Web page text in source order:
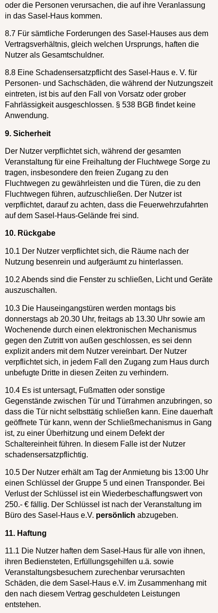
oder die Personen verursachen, die auf ihre Veranlassung
in das Sasel-Haus kommen.
8.7 Für sämtliche Forderungen des Sasel-Hauses aus dem
Vertragsverhältnis, gleich welchen Ursprungs, haften die
Nutzer als Gesamtschuldner.
8.8 Eine Schadensersatzpflicht des Sasel-Haus e. V. für
Personen- und Sachschäden, die während der Nutzungszeit
eintreten, ist bis auf den Fall von Vorsatz oder grober
Fahrlässigkeit ausgeschlossen. § 538 BGB findet keine
Anwendung.
9. Sicherheit
Der Nutzer verpflichtet sich, während der gesamten
Veranstaltung für eine Freihaltung der Fluchtwege Sorge zu
tragen, insbesondere den freien Zugang zu den
Fluchtwegen zu gewährleisten und die Türen, die zu den
Fluchtwegen führen, aufzuschließen. Der Nutzer ist
verpflichtet, darauf zu achten, dass die Feuerwehrzufahrten
auf dem Sasel-Haus-Gelände frei sind.
10. Rückgabe
10.1 Der Nutzer verpflichtet sich, die Räume nach der
Nutzung besenrein und aufgeräumt zu hinterlassen.
10.2 Abends sind die Fenster zu schließen, Licht und Geräte
auszuschalten.
10.3 Die Hauseingangstüren werden montags bis
donnerstags ab 20.30 Uhr, freitags ab 13.30 Uhr sowie am
Wochenende durch einen elektronischen Mechanismus
gegen den Zutritt von außen geschlossen, es sei denn
explizit anders mit dem Nutzer vereinbart. Der Nutzer
verpflichtet sich, in jedem Fall den Zugang zum Haus durch
unbefugte Dritte in diesen Zeiten zu verhindern.
10.4 Es ist untersagt, Fußmatten oder sonstige
Gegenstände zwischen Tür und Türrahmen anzubringen, so
dass die Tür nicht selbsttätig schließen kann. Eine dauerhaft
geöffnete Tür kann, wenn der Schließmechanismus in Gang
ist, zu einer Überhitzung und einem Defekt der
Schaltereinheit führen. In diesem Falle ist der Nutzer
schadensersatzpflichtig.
10.5 Der Nutzer erhält am Tag der Anmietung bis 13:00 Uhr
einen Schlüssel der Gruppe 5 und einen Transponder. Bei
Verlust der Schlüssel ist ein Wiederbeschaffungswert von
250.- € fällig. Der Schlüssel ist nach der Veranstaltung im
Büro des Sasel-Haus e.V. persönlich abzugeben.
11. Haftung
11.1 Die Nutzer haften dem Sasel-Haus für alle von ihnen,
ihren Bediensteten, Erfüllungsgehilfen u.ä. sowie
Veranstaltungsbesuchern zurechenbar verursachten
Schäden, die dem Sasel-Haus e.V. im Zusammenhang mit
den nach diesem Vertrag geschuldeten Leistungen
entstehen.